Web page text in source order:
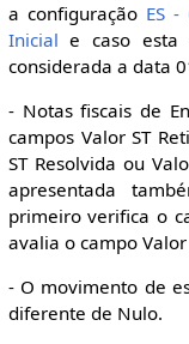
a configuração ES
Inicial e caso esta
considerada a data
- Notas fiscais de
campos Valor ST
ST Resolvida ou
apresentada
primeiro verifica o
avalia o campo
- O movimento de
diferente de Nulo.